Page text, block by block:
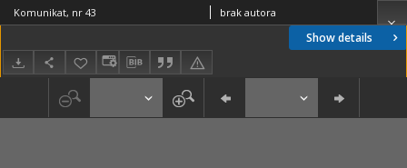
Show details
Komunikat, nr 43 brak autora